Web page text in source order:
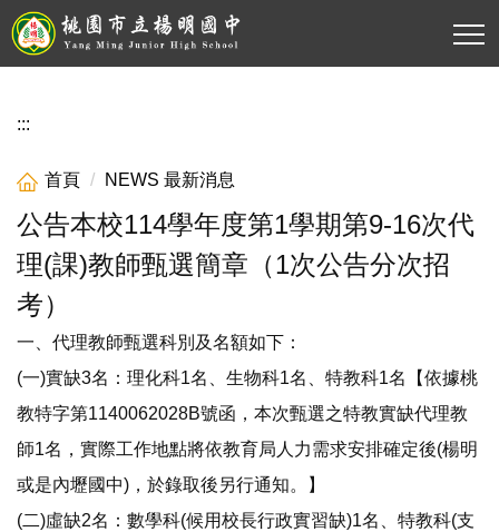
跳
到
主
內
區
:::
首頁 NEWS 最新消息
公告本校114學年度第1學期第9-16次代
理(課)教師甄選簡章（1次公告分次招
考）
一、代理教師甄選科別及名額如下：
(一)實缺3名：理化科1名、生物科1名、特教科1名【依據桃
教特字第1140062028B號函，本次甄選之特教實缺代理教
師1名，實際工作地點將依教育局人力需求安排確定後(楊明
或是內壢國中)，於錄取後另行通知。】
(二)虛缺2名：數學科(候用校長行政實習缺)1名、特教科(支